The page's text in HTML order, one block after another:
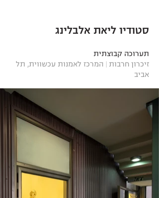
סטודיו ליאת אלבלינג
תערוכה קבוצתית
זיכרון חרבות
המרכז לאמנות עכשווית, תל
אביב